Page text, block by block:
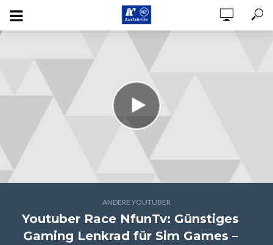
ANDERE YOUTUBER
Youtuber Race NfunTv: Günstiges
Gaming Lenkrad für Sim Games –